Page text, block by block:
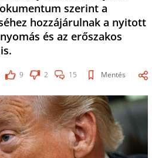
szerint a
hozzájárulnak a nyitott
és az erőszakos
9 2 15 Mentés